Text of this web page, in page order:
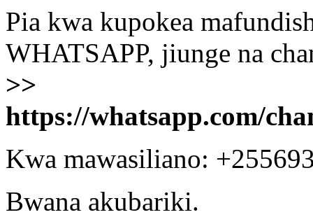
Pia kwa kupokea
WHATSAPP, jiunge na
>>
https://whatsapp.com/
Kwa mawasiliano:
Bwana akubariki.